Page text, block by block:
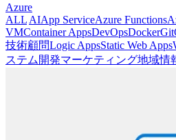
Azure
ALL AIApp ServiceAzure Functions
VMContainer AppsDevOpsDockerGit
技術顧問Logic AppsStatic Web Apps
ステム開発マーケティング地域情